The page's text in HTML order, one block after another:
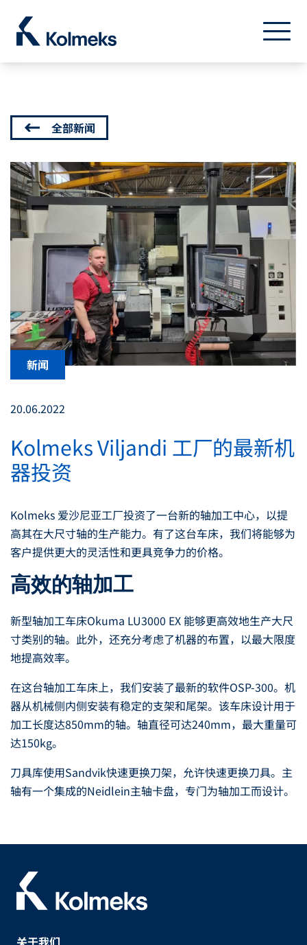
菜单
关闭
全部新闻
新闻
20.06.2022
Kolmeks Viljandi 工厂的最新机
器投资
Kolmeks 爱沙尼亚工厂投资了一台新的轴加工中心，以提
高其在大尺寸轴的生产能力。有了这台车床，我们将能够为
客户提供更大的灵活性和更具竞争力的价格。
高效的轴加工
新型轴加工车床Okuma LU3000 EX 能够更高效地生产大尺
寸类别的轴。此外，还充分考虑了机器的布置，以最大限度
地提高效率。
在这台轴加工车床上，我们安装了最新的软件OSP-300。机
器从机械侧内侧安装有稳定的支架和尾架。该车床设计用于
加工长度达850mm的轴。轴直径可达240mm，最大重量可
达150kg。
刀具库使用Sandvik快速更换刀架，允许快速更换刀具。主
轴有一个集成的Neidlein主轴卡盘，专门为轴加工而设计。
关于我们